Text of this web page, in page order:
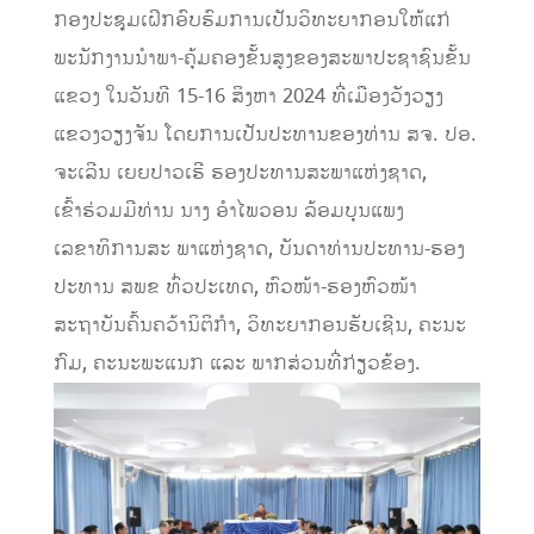
ກອງປະຊຸມເຝິກອົບຮົມການເປັນວິທະຍາກອນໃຫ້ແກ່
ພະນັກງານນຳພາ-ຄຸ້ມຄອງຂັ້ນສູງຂອງສະພາປະຊາຊົນຂັ້ນ
ແຂວງ ໃນວັນທີ 15-16 ສິງຫາ 2024 ທີ່ເມືອງວັງວຽງ
ແຂວງວຽງຈັນ ໂດຍການເປັນປະທານຂອງທ່ານ ສຈ. ປອ.
ຈະເລີນ ເຍຍປາວເຮີ ຮອງປະທານສະພາແຫ່ງຊາດ,
ເຂົ້າຮ່ວມມີທ່ານ ນາງ ອຳໄພວອນ ລ້ອມບຸນແພງ
ເລຂາທິການສະ ພາແຫ່ງຊາດ, ບັນດາທ່ານປະທານ-ຮອງ
ປະທານ ສພຂ ທົ່ວປະເທດ, ຫົວໜ້າ-ຮອງຫົວໜ້າ
ສະຖາບັນຄົ້ນຄວ້ານິຕິກຳ, ວິທະຍາກອນຮັບເຊີນ, ຄະນະ
ກົມ, ຄະນະພະແນກ ແລະ ພາກສ່ວນທີ່ກ່ຽວຂ້ອງ.